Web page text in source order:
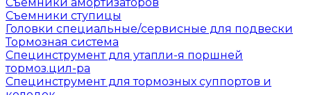
Съемники ступицы
Головки специальные/сервисные для подвески
Тормозная система
Специнструмент для утапли-я поршней
тормоз.цил-ра
Специнструмент для тормозных суппортов и